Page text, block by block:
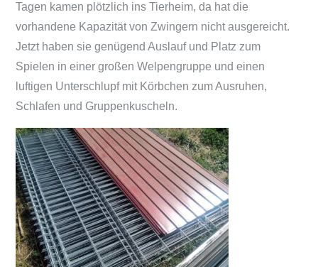
Tagen kamen plötzlich ins Tierheim, da hat die
vorhandene Kapazität von Zwingern nicht ausgereicht.
Jetzt haben sie genügend Auslauf und Platz zum
Spielen in einer großen Welpengruppe und einen
luftigen Unterschlupf mit Körbchen zum Ausruhen,
Schlafen und Gruppenkuscheln.